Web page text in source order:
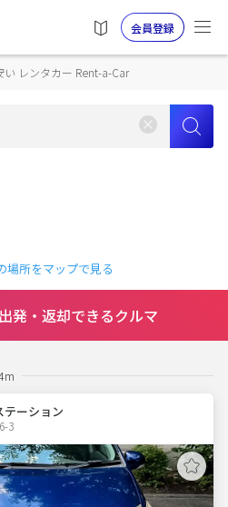
会員登録
レンタカー Rent-a-Car
場所をマップで見る
発・返却できるクルマ
ーション
3